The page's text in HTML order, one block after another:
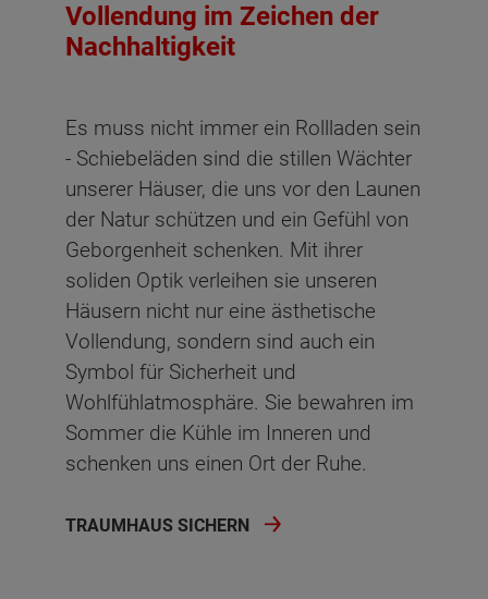
Vollendung im Zeichen der
Nachhaltigkeit
Es muss nicht immer ein Rollladen sein
- Schiebeläden sind die stillen Wächter
unserer Häuser, die uns vor den Launen
der Natur schützen und ein Gefühl von
Geborgenheit schenken. Mit ihrer
soliden Optik verleihen sie unseren
Häusern nicht nur eine ästhetische
Vollendung, sondern sind auch ein
Symbol für Sicherheit und
Wohlfühlatmosphäre. Sie bewahren im
Sommer die Kühle im Inneren und
schenken uns einen Ort der Ruhe.
TRAUMHAUS SICHERN